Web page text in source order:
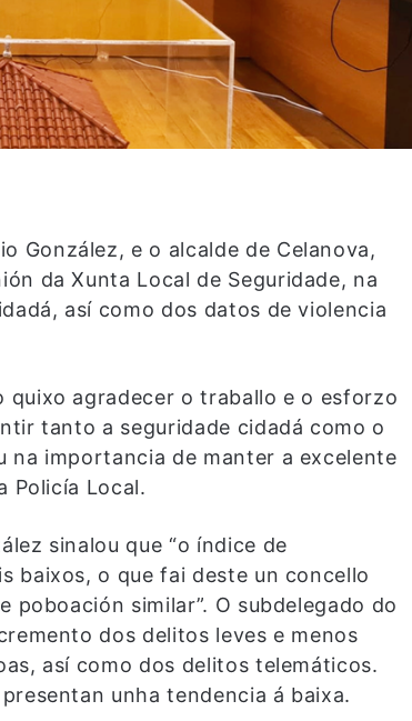
González, e o alcalde de Celanova,
da Xunta Local de Seguridade, na
así como dos datos de violencia
quixo agradecer o traballo e o esforzo
tanto a seguridade cidadá como o
na importancia de manter a excelente
Policía Local.
sinalou que “o índice de
baixos, o que fai deste un concello
poboación similar”. O subdelegado do
dos delitos leves e menos
así como dos delitos telemáticos.
unha tendencia á baixa.